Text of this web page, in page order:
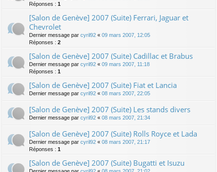
Réponses : 1
[Salon de Genève] 2007 (Suite) Ferrari, Jaguar et
Chevrolet
Dernier message par cyril92 « 09 mars 2007, 12:05
Réponses : 2
[Salon de Genève] 2007 (Suite) Cadillac et Brabus
Dernier message par cyril92 « 09 mars 2007, 11:18
Réponses : 1
[Salon de Genève] 2007 (Suite) Fiat et Lancia
Dernier message par cyril92 « 08 mars 2007, 22:05
[Salon de Genève] 2007 (Suite) Les stands divers
Dernier message par cyril92 « 08 mars 2007, 21:34
[Salon de Genève] 2007 (Suite) Rolls Royce et Lada
Dernier message par cyril92 « 08 mars 2007, 21:17
Réponses : 1
[Salon de Genève] 2007 (Suite) Bugatti et Isuzu